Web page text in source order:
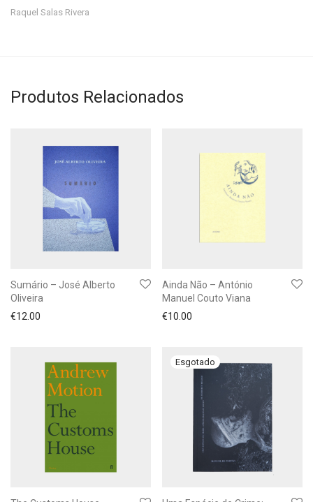
Raquel Salas Rivera
Produtos Relacionados
Sumário – José Alberto
Oliveira
€12.00
Ainda Não – António
Manuel Couto Viana
€10.00